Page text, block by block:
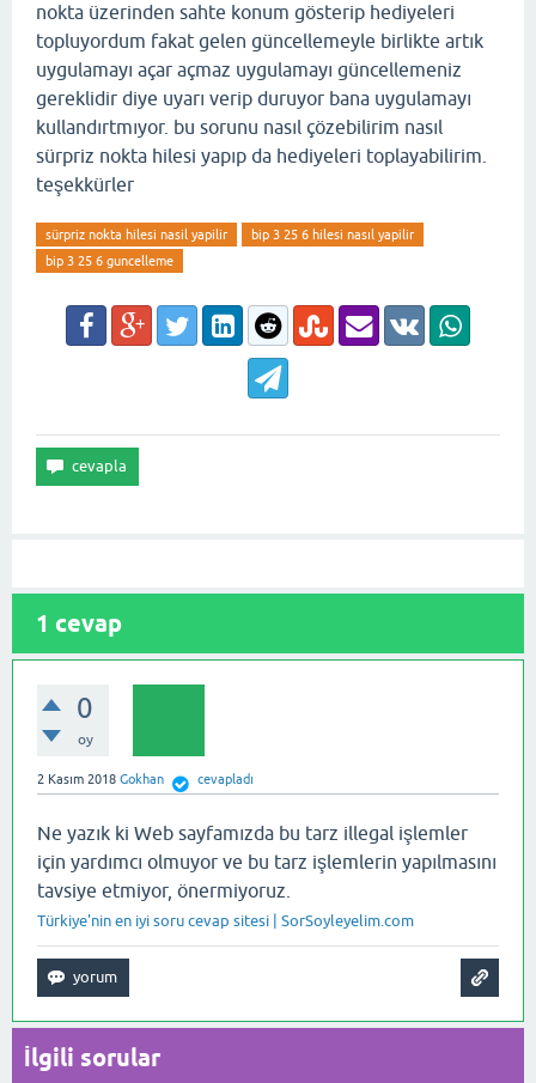
nokta üzerinden sahte konum gösterip hediyeleri
topluyordum fakat gelen güncellemeyle birlikte artık
uygulamayı açar açmaz uygulamayı güncellemeniz
gereklidir diye uyarı verip duruyor bana uygulamayı
kullandırtmıyor. bu sorunu nasıl çözebilirim nasıl
sürpriz nokta hilesi yapıp da hediyeleri toplayabilirim.
teşekkürler
sürpriz nokta hilesi nasil yapilir
bip 3 25 6 hilesi nasıl yapilir
bip 3 25 6 guncelleme
1 cevap
0
oy
2 Kasım 2018 Gokhan cevapladı
Ne yazık ki Web sayfamızda bu tarz illegal işlemler
için yardımcı olmuyor ve bu tarz işlemlerin yapılmasını
tavsiye etmiyor, önermiyoruz.
Türkiye'nin en iyi soru cevap sitesi | SorSoyleyelim.com
İlgili sorular